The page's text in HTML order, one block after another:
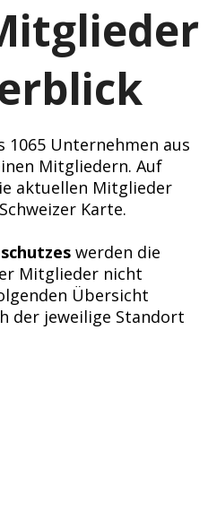
1065 Unternehmen aus
Mitgliedern. Auf
aktuellen Mitglieder
Karte.
werden die
Mitglieder nicht
Übersicht
der jeweilige Standort